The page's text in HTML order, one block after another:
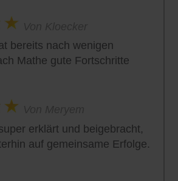
bereits nach wenigen
Mathe gute Fortschritte
erklärt und beigebracht,
auf gemeinsame Erfolge.